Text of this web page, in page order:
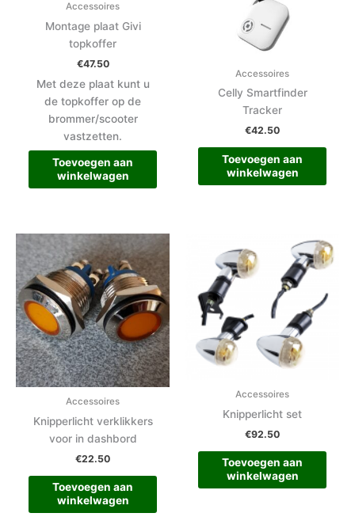
Accessoires
Montage plaat Givi
topkoffer
€47.50
Met deze plaat kunt u
de topkoffer op de
brommer/scooter
vastzetten.
Toevoegen aan
winkelwagen
Accessoires
Celly Smartfinder
Tracker
€42.50
Toevoegen aan
winkelwagen
Accessoires
Knipperlicht verklikkers
voor in dashbord
€22.50
Toevoegen aan
winkelwagen
Accessoires
Knipperlicht set
€92.50
Toevoegen aan
winkelwagen